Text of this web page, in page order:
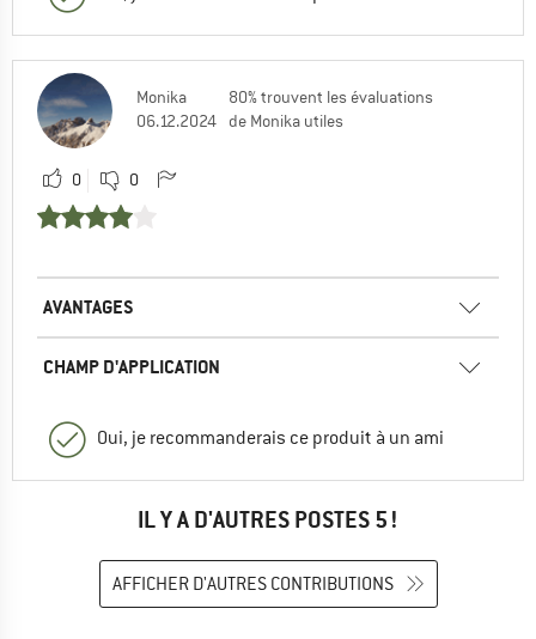
Monika
06.12.2024
80% trouvent les évaluations
de Monika utiles
0 0
AVANTAGES
CHAMP D'APPLICATION
Oui, je recommanderais ce produit à un ami
IL Y A D'AUTRES POSTES 5 !
AFFICHER D'AUTRES CONTRIBUTIONS